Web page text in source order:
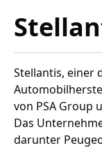
Stellantis, einer
von PSA Group
Das
darunter